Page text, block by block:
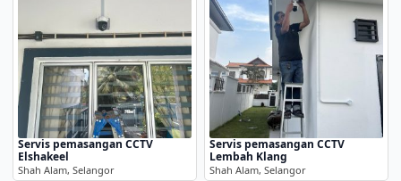
Servis pemasangan CCTV
Elshakeel
Shah Alam, Selangor
Servis pemasangan CCTV
Lembah Klang
Shah Alam, Selangor